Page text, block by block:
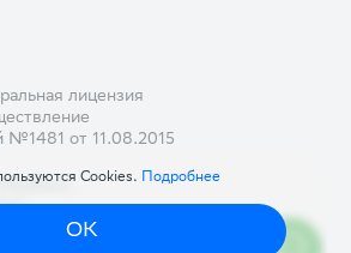
Cookies. Подробнее
ОК
лицензия
№1481 от 11.08.2015
,